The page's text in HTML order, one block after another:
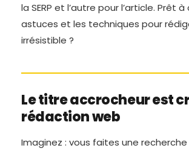
la SERP et l’autre pour l’article. Prêt
astuces et les techniques pour
irrésistible ?
Le titre accrocheur est
rédaction web
Imaginez : vous faites une